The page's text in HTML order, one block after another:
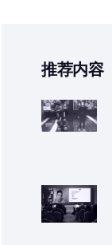
推荐内容